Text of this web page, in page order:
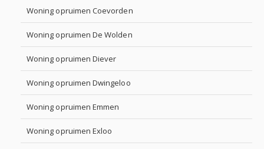
Woning opruimen Coevorden
Woning opruimen De Wolden
Woning opruimen Diever
Woning opruimen Dwingeloo
Woning opruimen Emmen
Woning opruimen Exloo